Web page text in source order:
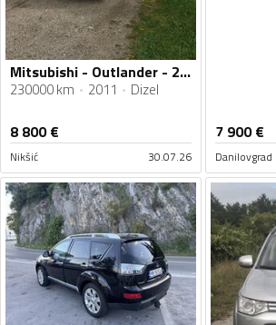
Mitsubishi - Outlander - 2.2d
230000 km 2011 Dizel
8 800€
Nikšić 30.07.26
7 900€
Danilovgrad